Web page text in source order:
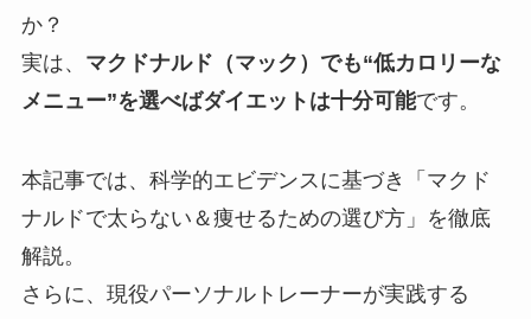
か？
実は、 マクドナルド（マック）でも“低カロリーな
メニュー”を選べばダイエットは十分可能です。
本記事では、科学的エビデンスに基づき「マクド
ナルドで太らない＆痩せるための選び方」を徹底
解説。
さらに、現役パーソナルトレーナーが実践する